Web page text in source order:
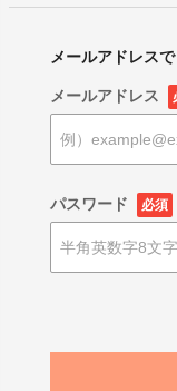
メールアドレス
メールアドレス
パスワード 必須